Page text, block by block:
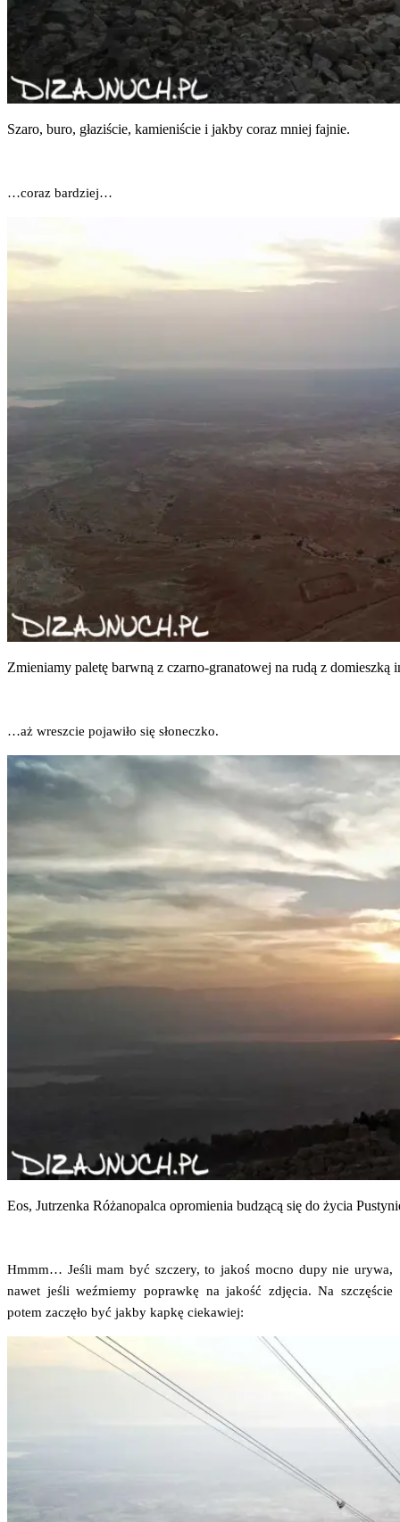
Sza­ro, buro, gła­zi­ście, kamie­ni­ście i jak­by coraz mniej fajnie.
…coraz bar­dziej…
Zmie­nia­my pale­tę barw­ną z czar­no-gra­na­to­wej na rudą z domiesz­ką
…aż wresz­cie poja­wi­ło się słoneczko.
Eos, Jutrzen­ka Róża­no­pal­ca opro­mie­nia budzą­cą się do życia
Hmmm… Jeśli mam być szcze­ry, to jakoś moc­no dupy nie ury­wa,
nawet jeśli weź­mie­my popraw­kę na jakość zdję­cia. Na szczę­ście
potem zaczę­ło być jak­by kap­kę ciekawiej: